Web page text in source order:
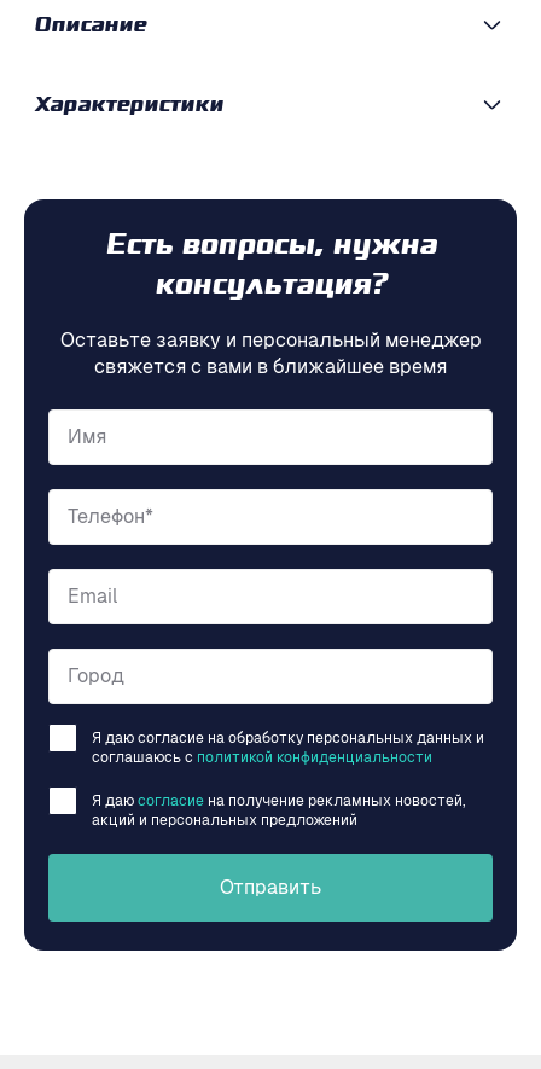
Описание
Характеристики
Есть вопросы, нужна
консультация?
Оставьте заявку и персональный менеджер
свяжется с вами в ближайшее время
Имя
Телефон*
Email
Город
Я даю согласие на обработку персональных данных и
соглашаюсь c политикой конфиденциальности
Я даю согласие на получение рекламных новостей,
акций и персональных предложений
Отправить